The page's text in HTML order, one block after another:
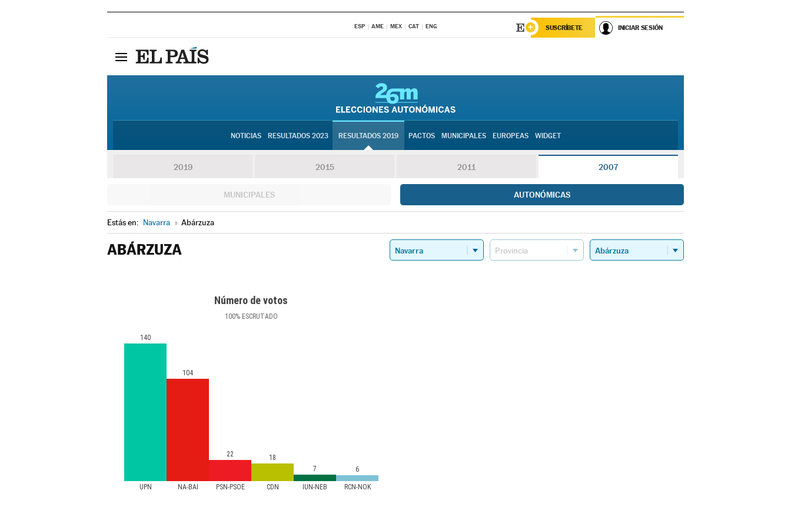
ESP AME MEX CAT ENG SUSCRÍBETE INICIAR SESIÓN
NOTICIAS RESULTADOS 2023 RESULTADOS 2019 PACTOS MUNICIPALES EUROPEAS WIDGET
2019 2015 2011 2007
MUNICIPALES AUTONÓMICAS
Estás en: Navarra » Abárzuza
ABÁRZUZA
Número de votos
100%ESCRUTADO
UPN NA-BAI PSN-PSOE CDN IUN-NEB RCN-NOK
140
104
22
18
7
6